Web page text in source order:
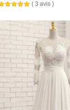
( 3 avis )